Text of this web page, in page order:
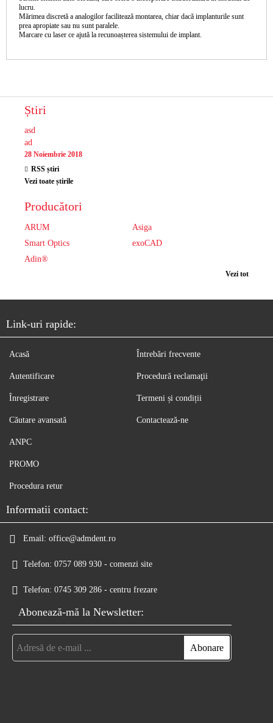
lucru.
Mărimea discretă a analogilor facilitează montarea, chiar dacă implanturile sunt
prea apropiate sau nu sunt paralele.
Marcare cu laser ce ajută la recunoașterea sistemului de implant.
Știri
asd
ad
28 Noiembrie 2018
RSS știri
Vezi toate știrile
Producători
ARUM
Asiga
Smart Optics
exoCAD
Adin®
Vezi tot
Link-uri rapide:
Acasă
Autentificare
Înregistrare
Căutare avansată
Întrebări frecvente
Procedură reclamaţii
Termeni și condiții
Contactează-ne
ANPC
PROMO
Procedura retur
Informatii contact:
Email: office@admdent.ro
Telefon: 0757 089 930 - comenzi site
Telefon: 0745 309 286 - centru frezare
Abonează-mă la Newsletter: